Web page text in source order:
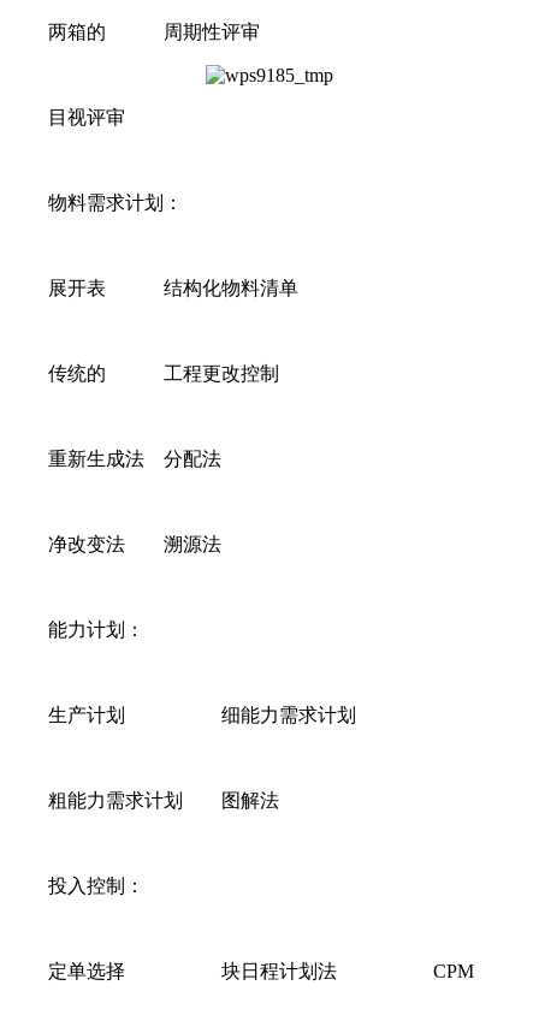
两箱的 周期性评审
目视评审
物料需求计划：
展开表 结构化物料清单
传统的 工程更改控制
重新生成法 分配法
净改变法 溯源法
能力计划：
生产计划 细能力需求计划
粗能力需求计划 图解法
投入控制：
定单选择 块日程计划法 CPM